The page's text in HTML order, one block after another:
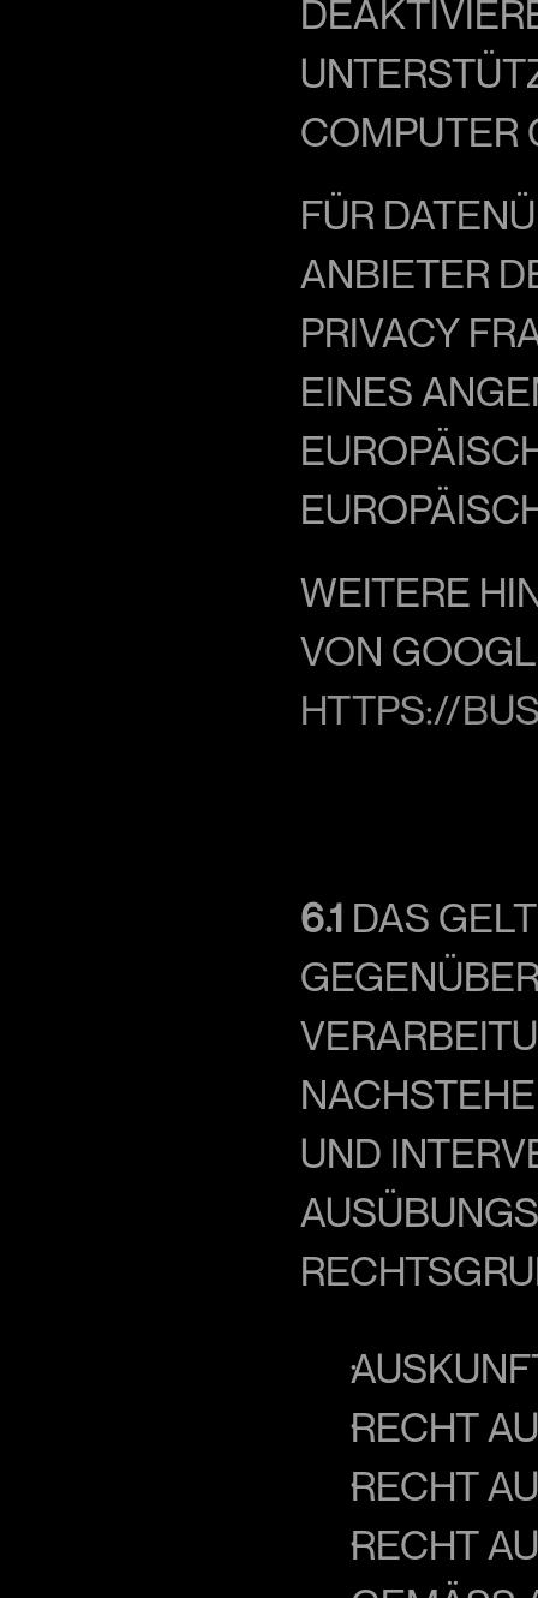
OMPUTER
FÜR
ANBIETER
PRIVACY
EINES
WEITERE
HTTPS://
6.1 DAS
UND
RECHT
RECHT
RECHT